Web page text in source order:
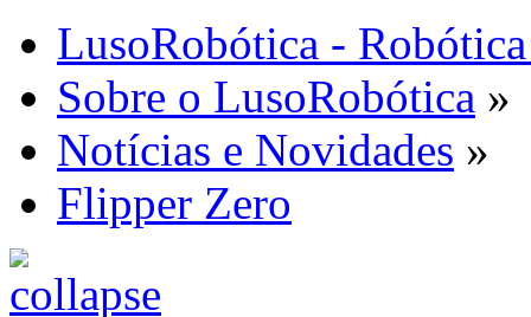
LusoRobótica -
Sobre o LusoRobótica »
Notícias e Novidades »
Flipper Zero